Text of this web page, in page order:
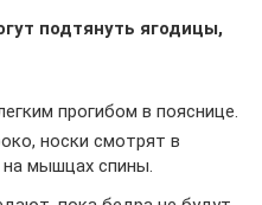
подтянуть ягодицы,
прогибом в пояснице.
носки смотрят в
мышцах спины.